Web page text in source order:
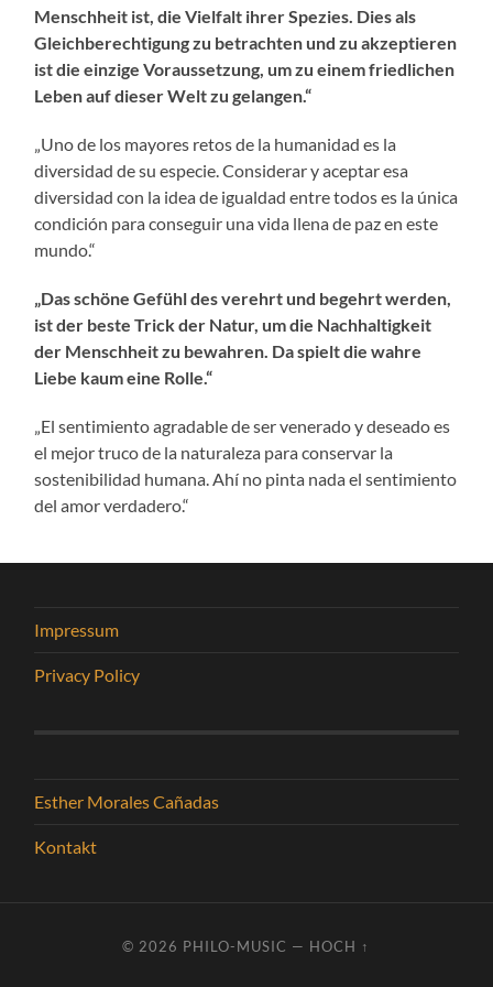
Menschheit ist, die Vielfalt ihrer Spezies. Dies als
Gleichberechtigung zu betrachten und zu akzeptieren
ist die einzige Voraussetzung, um zu einem friedlichen
Leben auf dieser Welt zu gelangen.“
„Uno de los mayores retos de la humanidad es la
diversidad de su especie. Considerar y aceptar esa
diversidad con la idea de igualdad entre todos es la única
condición para conseguir una vida llena de paz en este
mundo.“
„Das schöne Gefühl des verehrt und begehrt werden,
ist der beste Trick der Natur, um die Nachhaltigkeit
der Menschheit zu bewahren. Da spielt die wahre
Liebe kaum eine Rolle.“
„El sentimiento agradable de ser venerado y deseado es
el mejor truco de la naturaleza para conservar la
sostenibilidad humana. Ahí no pinta nada el sentimiento
del amor verdadero.“
Impressum
Privacy Policy
Esther Morales Cañadas
Kontakt
© 2026 PHILO-MUSIC — HOCH ↑